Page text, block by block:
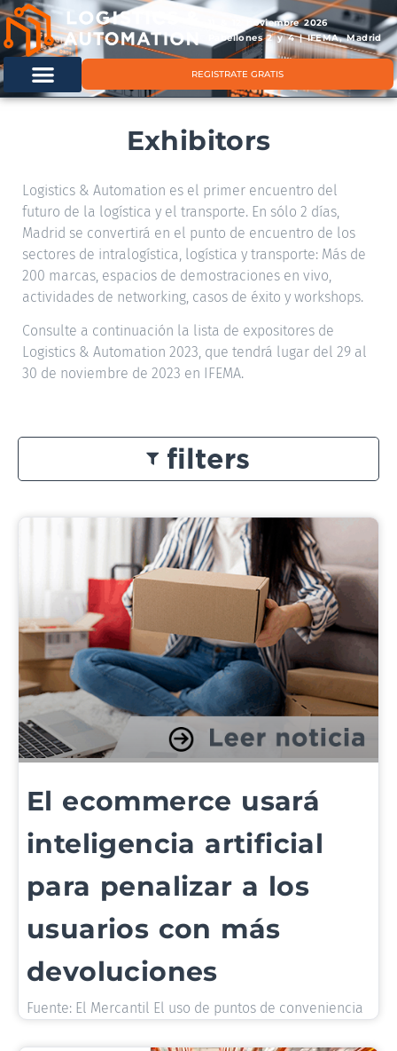
11 & 12 noviembre 2026
Pabellones 2 y 4 | IFEMA, Madrid
REGISTRATE GRATIS
Exhibitors
Logistics & Automation es el primer encuentro del
futuro de la logística y el transporte. En sólo 2 días,
Madrid se convertirá en el punto de encuentro de los
sectores de intralogística, logística y transporte: Más de
200 marcas, espacios de demostraciones en vivo,
actividades de networking, casos de éxito y workshops.
Consulte a continuación la lista de expositores de
Logistics & Automation 2023, que tendrá lugar del 29 al
30 de noviembre de 2023 en IFEMA.
filters
El ecommerce usará
inteligencia artificial
para penalizar a los
usuarios con más
devoluciones
Fuente: El Mercantil El uso de puntos de conveniencia